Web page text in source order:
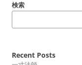
ン
検索
Recent Posts